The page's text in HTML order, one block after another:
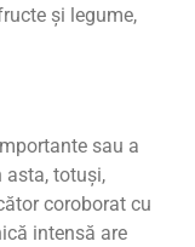
și legume,
sau a
asta, totuși,
coroborat cu
intensă are